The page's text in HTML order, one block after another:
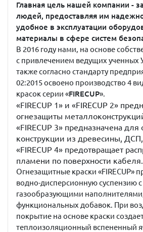
Главная цель нашей компании -
людей, предоставляя им
удобное в эксплуатации
материалы в сфере систем
В 2016 году нами, на основе
с привлечением ведущих ученных
также согласно стандарту
02:2015 освоено производство 4
красок серии «FIRECUP».
«FIRECUP 1» и «FIRECUP 2»
огнезащиты
«FIRECUP 3» предназначена
конструкции из древесины,
«FIRECUP 4» предотвращает
пламени по поверхности кабеля.
Огнезащитные краски «FIRECUP»
водно-дисперсионную суспензию с
газообразующими
функциональных добавок. При
покрытие на основе краски
теплоизоляционный вспененный